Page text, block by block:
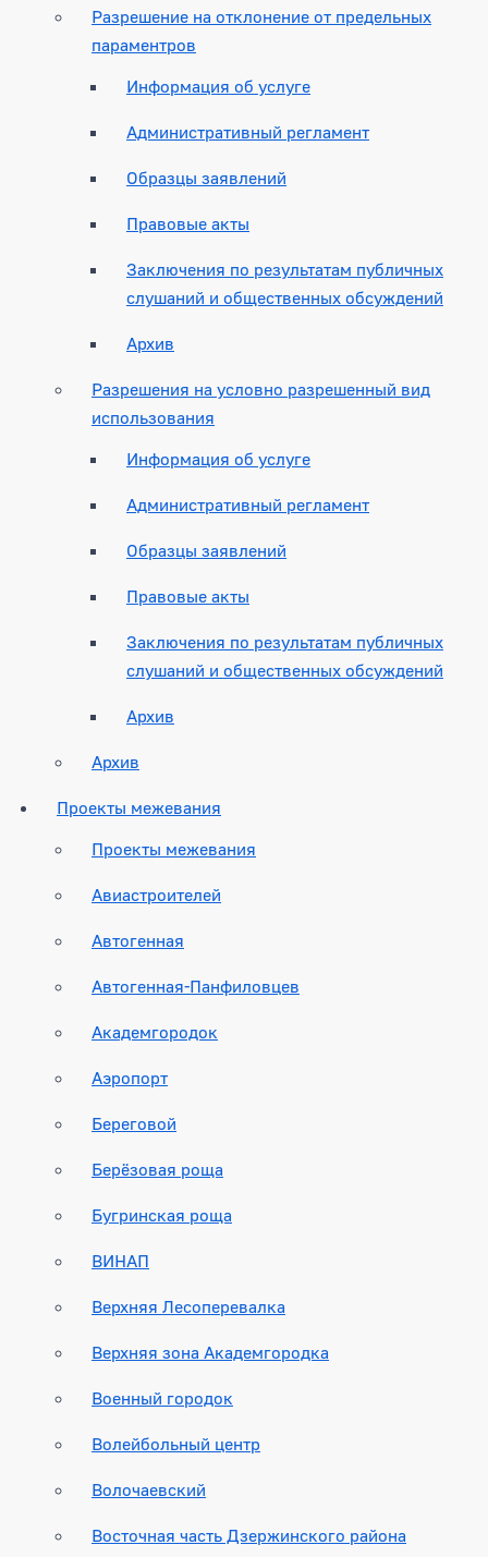
Разрешение на отклонение от предельных
параментров
Информация об услуге
Административный регламент
Образцы заявлений
Правовые акты
Заключения по результатам публичных
слушаний и общественных обсуждений
Архив
Разрешения на условно разрешенный вид
использования
Информация об услуге
Административный регламент
Образцы заявлений
Правовые акты
Заключения по результатам публичных
слушаний и общественных обсуждений
Архив
Архив
Проекты межевания
Проекты межевания
Авиастроителей
Автогенная
Автогенная-Панфиловцев
Академгородок
Аэропорт
Береговой
Берёзовая роща
Бугринская роща
ВИНАП
Верхняя Лесоперевалка
Верхняя зона Академгородка
Военный городок
Волейбольный центр
Волочаевский
Восточная часть Дзержинского района